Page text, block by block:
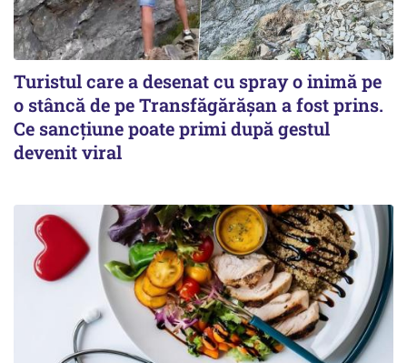
Turistul care a desenat cu spray o inimă pe
o stâncă de pe Transfăgărășan a fost prins.
Ce sancțiune poate primi după gestul
devenit viral